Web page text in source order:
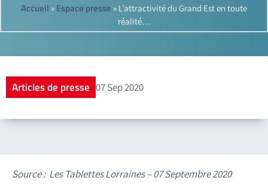
Accueil » Espace presse » L’attractivité du Grand Est en toute
réalité…
Articles de presse 07 Sep 2020
Source : Les Tablettes Lorraines – 07 Septembre 2020